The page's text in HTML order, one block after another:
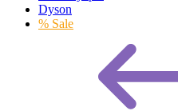
Dyson
% Sale